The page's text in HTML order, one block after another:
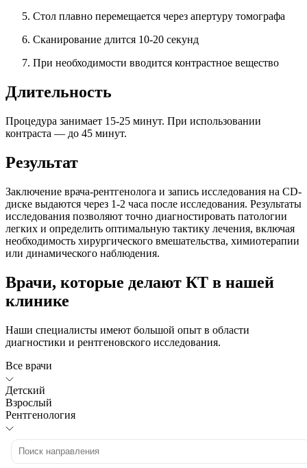
Стол плавно перемещается через апертуру томографа
Сканирование длится 10-20 секунд
При необходимости вводится контрастное вещество
Длительность
Процедура занимает 15-25 минут. При использовании
контраста — до 45 минут.
Результат
Заключение врача-рентгенолога и запись исследования на CD-
диске выдаются через 1-2 часа после исследования. Результаты
исследования позволяют точно диагностировать патологии
легких и определить оптимальную тактику лечения, включая
необходимость хирургического вмешательства, химиотерапии
или динамического наблюдения.
Врачи, которые делают КТ в нашей
клинике
Наши специалисты имеют большой опыт в области
диагностики и рентгеновского исследования.
Все врачи
Детский
Взрослый
Рентгенология